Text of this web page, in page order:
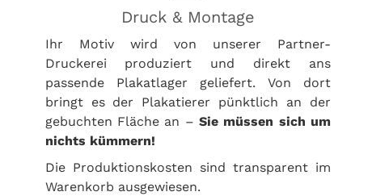
Druck & Montage
Ihr Motiv wird von unserer Partner-
Druckerei produziert und direkt ans
passende Plakatlager geliefert. Von dort
bringt es der Plakatierer pünktlich an der
gebuchten Fläche an – Sie müssen sich um
nichts kümmern!
Die Produktionskosten sind transparent im
Warenkorb ausgewiesen.